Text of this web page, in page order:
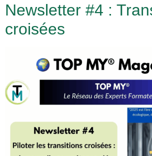
Newsletter #4 :
croisées